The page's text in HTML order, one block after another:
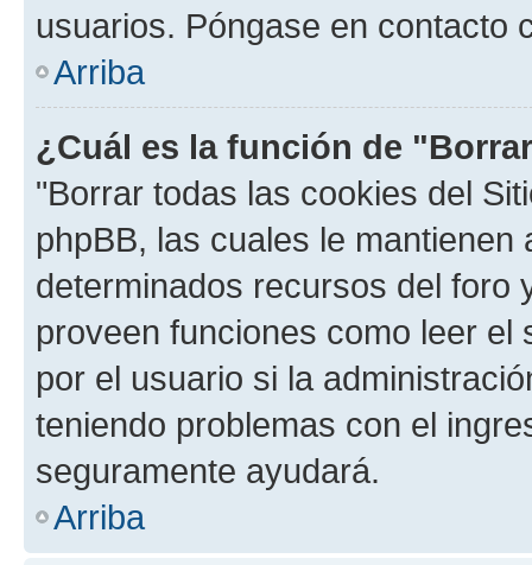
usuarios. Póngase en contacto
Arriba
¿Cuál es la función de
"Borrar todas las cookies del
phpBB, las cuales le
determinados recursos del foro
proveen funciones como leer el
por el usuario si la
teniendo problemas con el
seguramente ayudará.
Arriba